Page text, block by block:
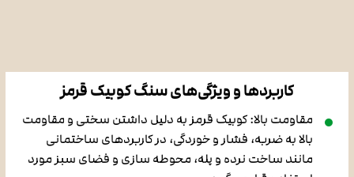
کاربردها و ویژگی‌های سنگ کوبیک قرمز
مقاومت بالا: کوبیک قرمز به دلیل داشتن سختی و مقاومت
بالا به ضربه، فشار و خوردگی، در کاربردهای ساختمانی
مانند ساخت نرده و پله، محوطه سازی و فضای سبز مورد